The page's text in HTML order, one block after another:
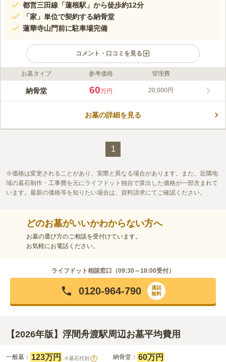
都営三田線「蓮根駅」から徒歩約12分
「家」単位で契約する納骨堂
蓮華寺山門前に駐車場完備
コメント・口コミを見る
ライフドット編集部のコメント
蓮華寺 納骨塔は、板橋区蓮根の蓮華寺境内にある納骨施設で
一般的な永代供養の合同墓は1霊ごとに料金が発生することが多
一般墓を購入するより費用を抑えることもできます。家族共に入
この霊園はまだ誰からも評価されていません。
お墓タイプ 参考価格 管理費
納骨堂 60万円 20,000円
お墓の詳細を見る
1
価格は変更されることがあり、実際と異なる場合があります。また、近隣地
域の墓石制作・工事費を元にライフドット独自で算出した価格が一部含まれて
います。最新の価格等を知りたい場合は、資料請求にてご確認ください。
どのお墓がいいかわからない方へ
お墓の選び方のご相談を受付けています。
お気軽にお電話ください。
ライフドット相談窓口（09:30～18:00受付）
0120-964-790
通話
無料
【2026年版】浮間舟渡駅周辺お墓平均費用
一般墓： 123万円 ※墓石代別 ? 納骨堂： 60万円